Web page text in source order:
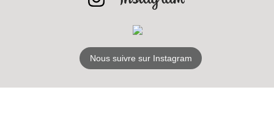
S'ABONNER
Nous suivre sur Instagram